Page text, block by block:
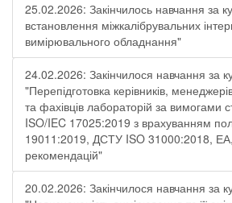
25.02.2026: Закінчилось навчання за
встановлення міжкалібрувальних
вимірювального обладнання"
24.02.2026: Закінчилося навчання за
"Перепідготовка керівників,
та фахівців лабораторій за вимогами
ISO/IEC 17025:2019 з врахуванням
19011:2019, ДСТУ ISO 31000:2018,
рекомендацій"
20.02.2026: Закінчилося навчання за